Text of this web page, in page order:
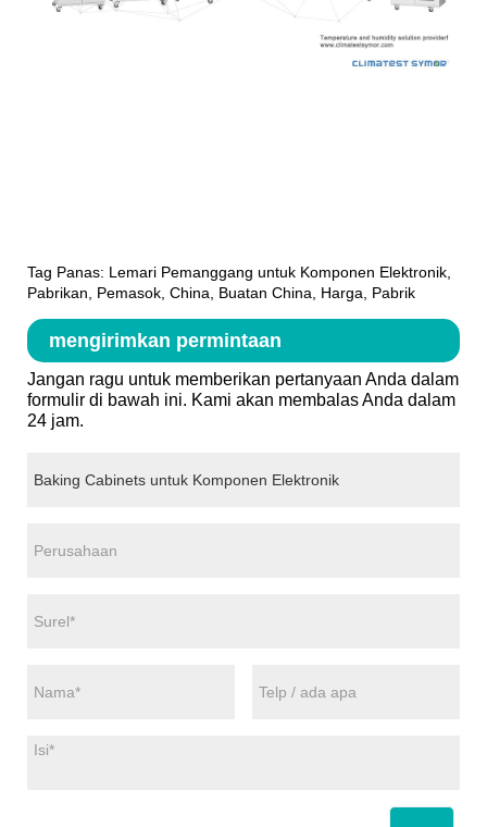
Tag Panas: Lemari Pemanggang untuk Komponen Elektronik,
Pabrikan, Pemasok, China, Buatan China, Harga, Pabrik
mengirimkan permintaan
Jangan ragu untuk memberikan pertanyaan Anda dalam
formulir di bawah ini. Kami akan membalas Anda dalam
24 jam.